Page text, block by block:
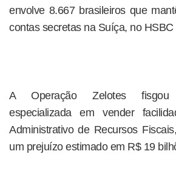
envolve 8.667 brasileiros que
contas secretas na Suíça, no
A Operação Zelotes fisgou
especializada em vender
Administrativo de Recursos
um prejuízo estimado em R$ 19